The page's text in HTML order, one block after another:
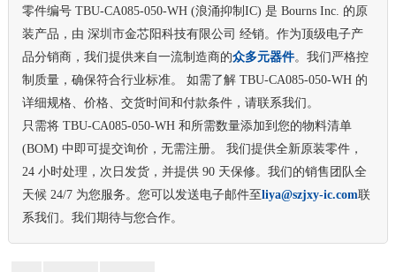
零件编号 TBU-CA085-050-WH (浪涌抑制IC) 是 Bourns Inc. 的原
装产品，由 深圳市金芯阳科技有限公司 经销。作为顶级电子产
品分销商，我们提供来自一流制造商的众多元器件。我们严格控
制质量，确保符合行业标准。 如需了解 TBU-CA085-050-WH 的
详细规格、价格、交货时间和付款条件，请联系我们。
只需将 TBU-CA085-050-WH 和所需数量添加到您的物料清单
(BOM) 中即可提交询价，无需注册。 我们提供全新原装零件，
24 小时处理，次日发货，并提供 90 天保修。我们的销售团队全
天候 24/7 为您服务。您可以发送电子邮件至liya@szjxy-ic.com联
系我们。我们期待与您合作。